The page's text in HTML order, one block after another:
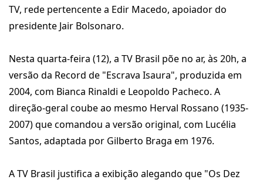
TV, rede pertencente a Edir Macedo, apoiador do
presidente Jair Bolsonaro.
Nesta quarta-feira (12), a TV Brasil põe no ar, às 20h, a
versão da Record de "Escrava Isaura", produzida em
2004, com Bianca Rinaldi e Leopoldo Pacheco. A
direção-geral coube ao mesmo Herval Rossano (1935-
2007) que comandou a versão original, com Lucélia
Santos, adaptada por Gilberto Braga em 1976.
A TV Brasil justifica a exibição alegando que "Os Dez